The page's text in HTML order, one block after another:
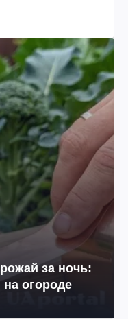
за ночь:
на огороде